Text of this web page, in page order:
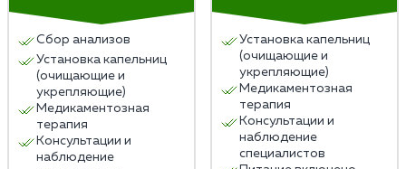
вмешательства или госпитализации.
Лечение пивного алкоголизма в домашних условиях
не заменяет профессиональной медицинской и
психологической помощи, которая необходима для
эффективного и безопасного лечения.
Сбор анализов
Установка капельниц
(очищающие и
укрепляющие)
Медикаментозная
терапия
Консультации и
наблюдение
Установка капельниц
(очищающие и
укрепляющие)
Медикаментозная
терапия
Консультации и
наблюдение
специалистов